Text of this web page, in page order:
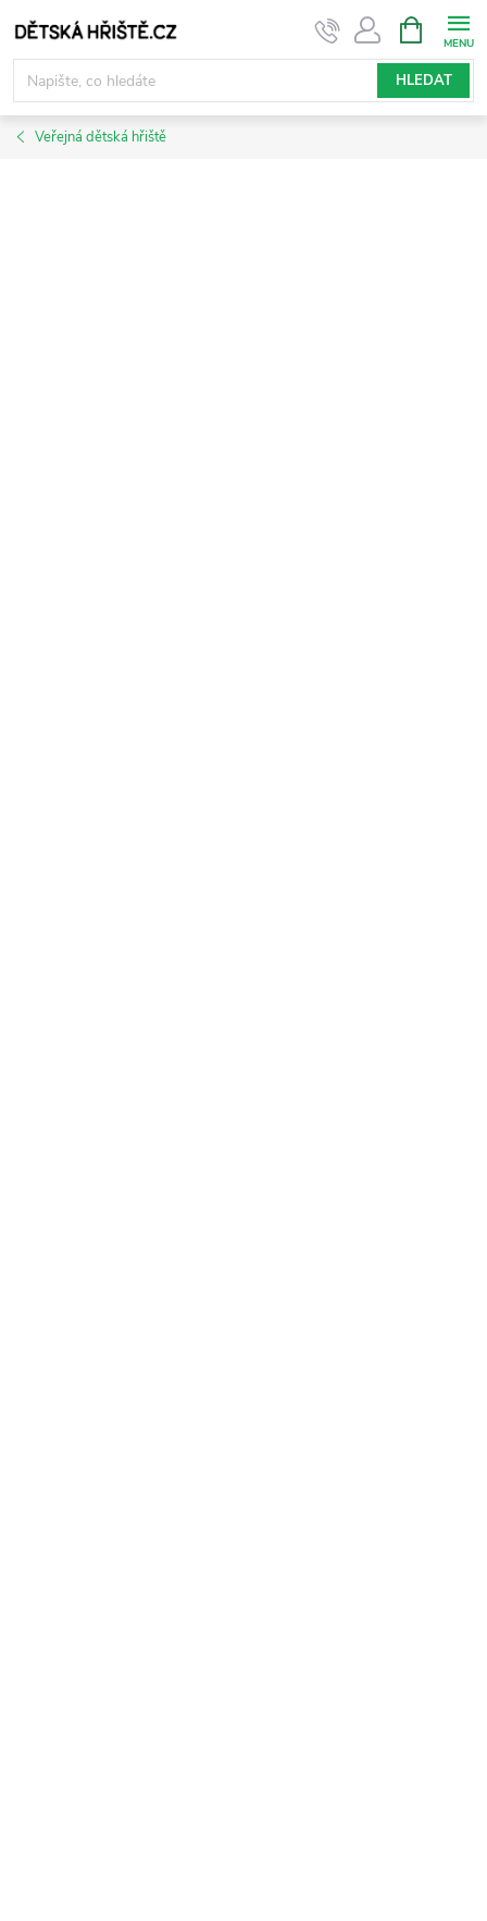
na
obsah
HLEDAT
NÁKUPNÍ
KOŠÍK
Veřejná dětská hřiště